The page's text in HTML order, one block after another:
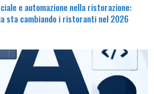
e automazione nella ristorazione:
sta cambiando i ristoranti nel 2026